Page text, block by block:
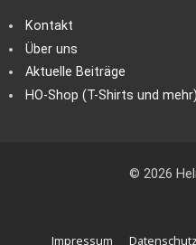
Kontakt
Über uns
Aktuelle Beiträge
HO-Shop (T-Shirts und mehr)
© 2026
Impressum Datenschutz